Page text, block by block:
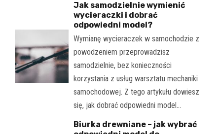
Jak samodzielnie wymienić
wycieraczki i dobrać
odpowiedni model?
Wymianę wycieraczek w samochodzie z
powodzeniem przeprowadzisz
samodzielnie, bez konieczności
korzystania z usług warsztatu mechaniki
samochodowej. Z tego artykułu dowiesz
się, jak dobrać odpowiedni model…
Biurka drewniane – jak wybrać